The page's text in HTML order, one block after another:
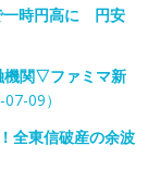
一時円高に 円安
機関▽ファミマ新
09）
全東信破産の余波